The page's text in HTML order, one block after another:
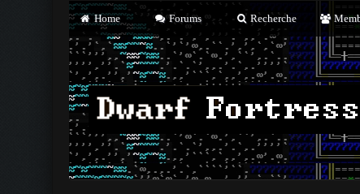
Home Forums Recherche